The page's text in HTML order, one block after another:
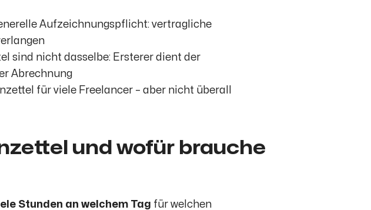
Aufzeichnungspflicht: vertragliche
sind nicht dasselbe: Ersterer dient der
Abrechnung
für viele Freelancer – aber nicht überall
und wofür brauche
Stunden an welchem Tag für welchen